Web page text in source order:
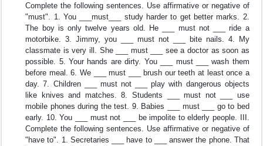
Complete the following sentences. Use affirmative or negative of
"must". 1. You ___must___ study harder to get better marks. 2.
The boy is only twelve years old. He ___ must not ___ ride a
motorbike. 3. Jimmy, you ___ must not ___ bite nails. 4. My
classmate is very ill. She ___ must ___ see a doctor as soon as
possible. 5. Your hands are dirty. You ___ must ___ wash them
before meal. 6. We ___ must ___ brush our teeth at least once a
day. 7. Children ___ must not ___ play with dangerous objects
like knives and matches. 8. Students ___ must not ___ use
mobile phones during the test. 9. Babies ___ must ___ go to bed
early. 10. You ___ must not ___ be impolite to elderly people. III.
Complete the following sentences. Use affirmative or negative of
"have to". 1. Secretaries ___ have to ___ answer the phone. That